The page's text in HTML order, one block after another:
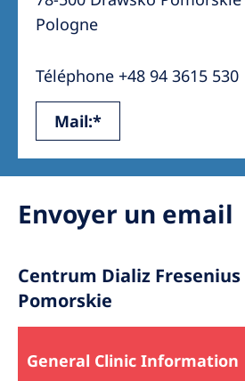
Australia
Philippines
North America
United States of America
NephroCare International
Global Website
Pologne
Téléphone +48 94 3615 530
Mail:*
Envoyer un email
Centrum Dializ
Pomorskie
General Clinic Information